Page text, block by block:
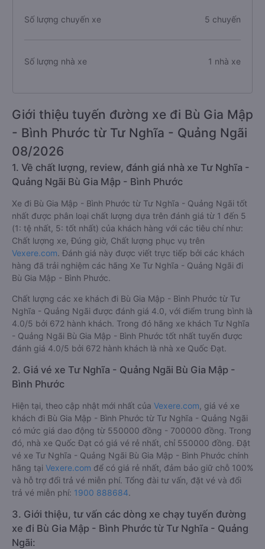
Số lượng chuyến xe 5 chuyến
Số lượng nhà xe 1 nhà xe
Giới thiệu tuyến đường xe đi Bù Gia Mập
- Bình Phước từ Tư Nghĩa - Quảng Ngãi
08/2026
1. Về chất lượng, review, đánh giá nhà xe Tư Nghĩa -
Quảng Ngãi Bù Gia Mập - Bình Phước
Xe đi Bù Gia Mập - Bình Phước từ Tư Nghĩa - Quảng Ngãi tốt
nhất được phân loại chất lượng dựa trên đánh giá từ 1 đến 5
(1: tệ nhất, 5: tốt nhất) của khách hàng với các tiêu chí như:
Chất lượng xe, Đúng giờ, Chất lượng phục vụ trên
Vexere.com. Đánh giá này được viết trực tiếp bởi các khách
hàng đã trải nghiệm các hãng Xe Tư Nghĩa - Quảng Ngãi đi
Bù Gia Mập - Bình Phước.
Chất lượng các xe khách đi Bù Gia Mập - Bình Phước từ Tư
Nghĩa - Quảng Ngãi được đánh giá 4.0, với điểm trung bình là
4.0/5 bởi 672 hành khách. Trong đó hãng xe khách Tư Nghĩa
- Quảng Ngãi Bù Gia Mập - Bình Phước tốt nhất tuyến được
đánh giá 4.0/5 bởi 672 hành khách là nhà xe Quốc Đạt.
2. Giá vé xe Tư Nghĩa - Quảng Ngãi Bù Gia Mập -
Bình Phước
Hiện tại, theo cập nhật mới nhất của Vexere.com , giá vé xe
khách đi Bù Gia Mập - Bình Phước từ Tư Nghĩa - Quảng Ngãi
có mức giá dao động từ 550000 đồng - 700000 đồng. Trong
đó, nhà xe Quốc Đạt có giá vé rẻ nhất, chỉ 550000 đồng. Đặt
vé xe Tư Nghĩa - Quảng Ngãi Bù Gia Mập - Bình Phước chính
hãng tại Vexere.com để có giá rẻ nhất, đảm bảo giữ chỗ 100%
và hỗ trợ đổi trả vé miễn phí. Tổng đài tư vấn, đặt vé và đổi
trả vé miễn phí: 1900 888684.
3. Giới thiệu, tư vấn các dòng xe chạy tuyến đường
xe đi Bù Gia Mập - Bình Phước từ Tư Nghĩa - Quảng
Ngãi: